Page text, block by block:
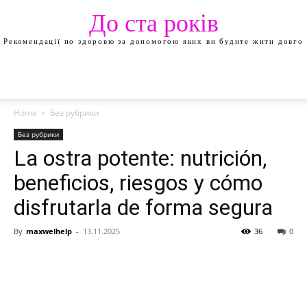
До ста років
Рекомендації по здоровю за допомогою яких ви будите жити довго
Home Без рубрики
Без рубрики
La ostra potente: nutrición,
beneficios, riesgos y cómo
disfrutarla de forma segura
By maxwelhelp - 13.11.2025 0
36